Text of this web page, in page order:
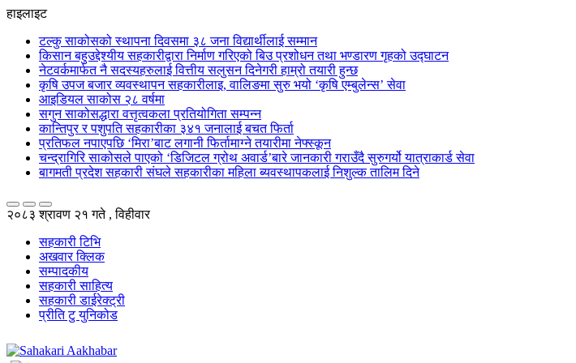
हाइलाइट
टल्कु साकोसको स्थापना दिवसमा ३८ जना विद्यार्थीलाई सम्मान
किसान बहुउद्देश्यीय सहकारीद्वारा निर्माण गरिएको बिउ प्रशोधन तथा भण्डारण गृहको उद्घाटन
नेटवर्कमार्फत नै सदस्यहरुलाई वित्तीय सलुसन दिनेगरी हाम्रो तयारी हुन्छ
कृषि उपज बजार व्यवस्थापन सहकारीलाइ, वालिङमा सुरु भयो ‘कृषि एम्बुलेन्स’ सेवा
आइडियल साकोस २८ वर्षमा
सगुन साकोसद्धारा वत्तृत्वकला प्रतियोगिता सम्पन्न
कान्तिपुर र पशुपति सहकारीका ३४१ जनालाई बचत फिर्ता
प्रतिफल नपाएपछि ‘मिरा’बाट लगानी फिर्तामाग्ने तयारीमा नेफ्स्कून
चन्द्रागिरि साकोसले पाएको ‘डिजिटल ग्रोथ अवार्ड’बारे जानकारी गराउँदै सुरुगर्यो यात्राकार्ड सेवा
बागमती प्रदेश सहकारी संघले सहकारीका महिला ब्यवस्थापकलाई निशुल्क तालिम दिने
२०८३ श्रावण २१ गते , विहीवार
सहकारी टिभि
अखवार क्लिक
सम्पादकीय
सहकारी साहित्य
सहकारी डाईरेक्ट्री
प्रीति टु युनिकोड